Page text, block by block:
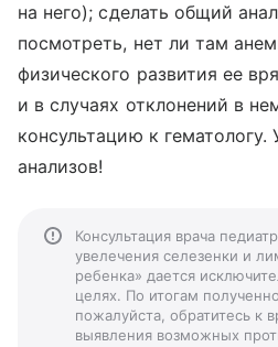
на него); сделать общий
посмотреть, нет ли там
физического развития ее
и в случаях отклонений в
консультацию к
анализов!
Консультация врача
увелечения селезенки и
ребенка» дается
целях. По итогам
пожалуйста, обратитесь к
выявления возможных